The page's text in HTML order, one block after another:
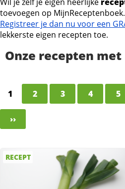
toevoegen op
Registreer je dan nu voor een
lekkerste eigen recepten toe.
Onze recepten
1 2 3 4 5
››
RECEPT